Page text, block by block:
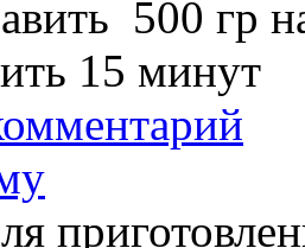
500 гр
15 минут